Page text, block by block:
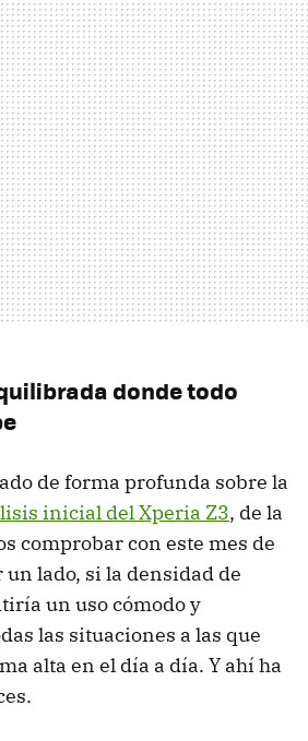
donde todo
de forma profunda sobre la
inicial del Xperia Z3, de la
comprobar con este mes de
un lado, si la densidad de
un uso cómodo y
las situaciones a las que
alta en el día a día. Y ahí ha